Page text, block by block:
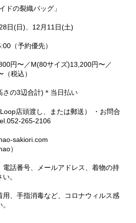
ドの裂織バッグ」
日(日)、12月11日(土)
（予約優先）
円〜／M(80サイズ)13,200円〜／
税込）
の3辺合計)＊当日払い
店頭渡し、または郵送） ・お問合
265-2106
sakiori.com
）
電話番号、メールアドレス、着物の持
。
用、手指消毒など、コロナウィルス感